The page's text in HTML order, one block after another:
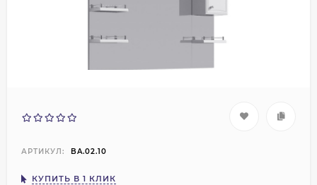
АРТИКУЛ: BA.02.10
КУПИТЬ В 1 КЛИК